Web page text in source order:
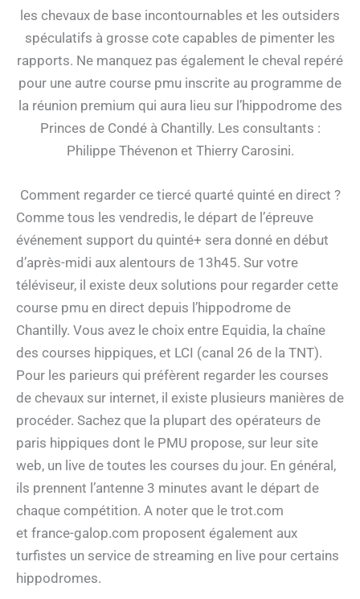
les chevaux de base incontournables et les outsiders
spéculatifs à grosse cote capables de pimenter les
rapports. Ne manquez pas également le cheval repéré
pour une autre course pmu inscrite au programme de
la réunion premium qui aura lieu sur l’hippodrome des
Princes de Condé à Chantilly. Les consultants :
Philippe Thévenon et Thierry Carosini.
Comment regarder ce tiercé quarté quinté en direct ?
Comme tous les vendredis, le départ de l’épreuve
événement support du quinté+ sera donné en début
d’après-midi aux alentours de 13h45. Sur votre
téléviseur, il existe deux solutions pour regarder cette
course pmu en direct depuis l’hippodrome de
Chantilly. Vous avez le choix entre Equidia, la chaîne
des courses hippiques, et LCI (canal 26 de la TNT).
Pour les parieurs qui préfèrent regarder les courses
de chevaux sur internet, il existe plusieurs manières de
procéder. Sachez que la plupart des opérateurs de
paris hippiques dont le PMU propose, sur leur site
web, un live de toutes les courses du jour. En général,
ils prennent l’antenne 3 minutes avant le départ de
chaque compétition. A noter que le trot.com
et france-galop.com proposent également aux
turfistes un service de streaming en live pour certains
hippodromes.